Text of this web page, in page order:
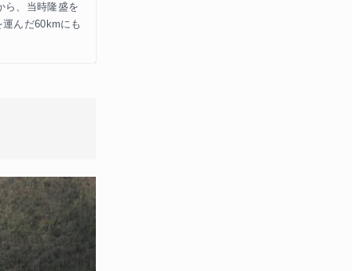
ら、当時隆盛を
んだ60kmにも